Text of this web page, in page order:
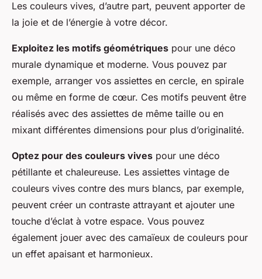
Les couleurs vives, d’autre part, peuvent apporter de
la joie et de l’énergie à votre décor.
Exploitez les motifs géométriques pour une déco
murale dynamique et moderne. Vous pouvez par
exemple, arranger vos assiettes en cercle, en spirale
ou même en forme de cœur. Ces motifs peuvent être
réalisés avec des assiettes de même taille ou en
mixant différentes dimensions pour plus d’originalité.
Optez pour des couleurs vives pour une déco
pétillante et chaleureuse. Les assiettes vintage de
couleurs vives contre des murs blancs, par exemple,
peuvent créer un contraste attrayant et ajouter une
touche d’éclat à votre espace. Vous pouvez
également jouer avec des camaïeux de couleurs pour
un effet apaisant et harmonieux.